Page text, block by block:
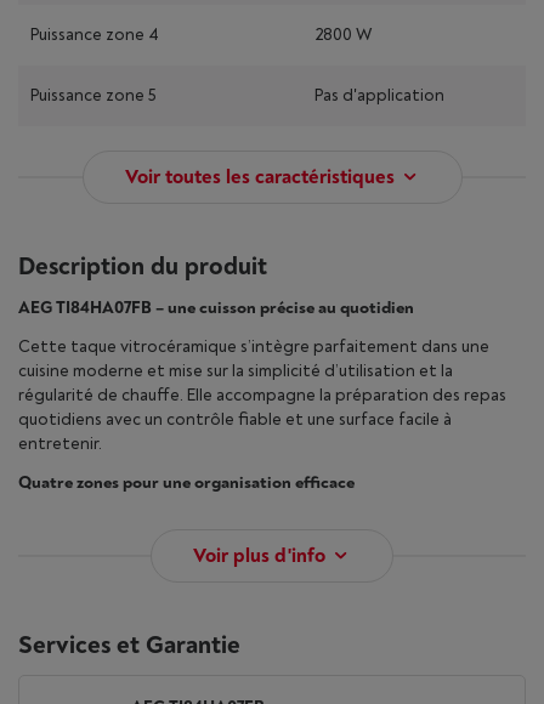
Puissance zone 4 2800 W
Puissance zone 5 Pas d'application
Voir toutes les caractéristiques
Description du produit
AEG TI84HA07FB – une cuisson précise au quotidien
Cette taque vitrocéramique s’intègre parfaitement dans une
cuisine moderne et mise sur la simplicité d’utilisation et la
régularité de chauffe. Elle accompagne la préparation des repas
quotidiens avec un contrôle fiable et une surface facile à
entretenir.
Quatre zones pour une organisation efficace
Voir plus d'info
Services et Garantie